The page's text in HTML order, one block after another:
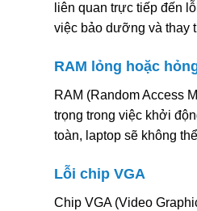
liên quan trực tiếp đến
việc bảo dưỡng và thay
RAM lỏng hoặc
RAM (Random Access
trọng trong việc khởi
toàn, laptop sẽ không
Lỗi chip VGA
Chip VGA (Video